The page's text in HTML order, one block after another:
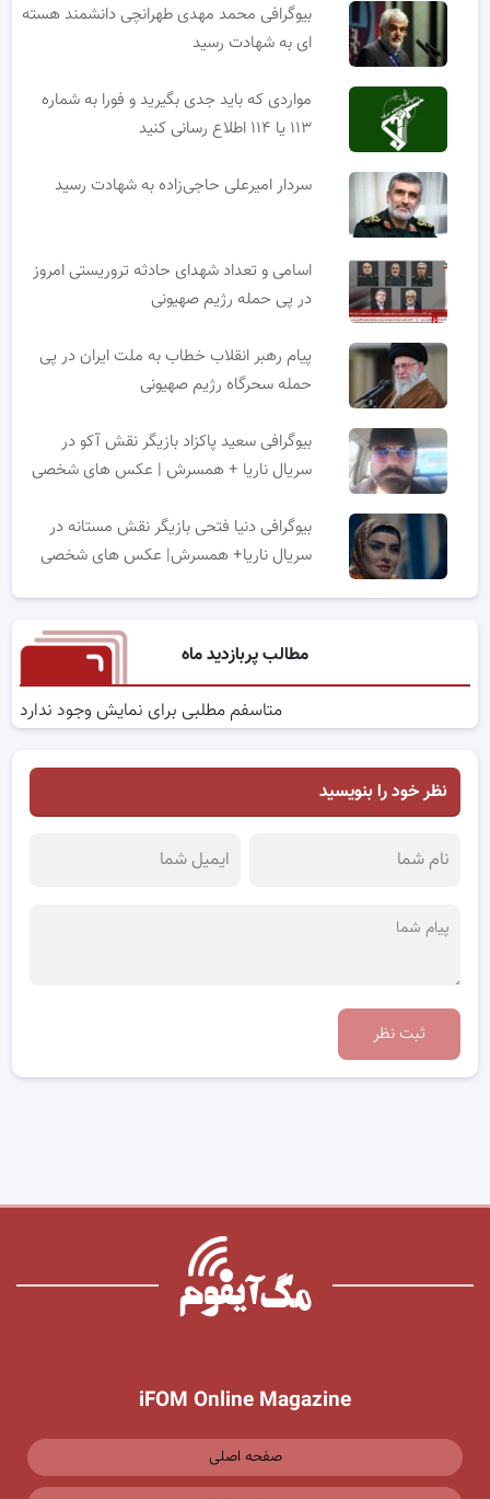
بیوگرافی محمد مهدی طهرانچی دانشمند هسته
ای به شهادت رسید
مواردی که باید جدی بگیرید و فورا به شماره
۱۱۳ یا ۱۱۴ اطلاع رسانی کنید
سردار امیرعلی حاجی‌زاده به شهادت رسید
اسامی و تعداد شهدای حادثه تروریستی امروز
در پی حمله رژیم صهیونی
پیام رهبر انقلاب خطاب به ملت ایران در پی
حمله سحرگاه رژیم صهیونی
بیوگرافی سعید پاکزاد بازیگر نقش آکو در
سریال ناریا + همسرش | عکس های شخصی
بیوگرافی دنیا فتحی بازیگر نقش مستانه در
سریال ناریا+ همسرش| عکس های شخصی
مطالب پربازدید ماه
متاسفم مطلبی برای نمایش وجود ندارد
نظر خود را بنویسید
ثبت نظر
iFOM Online Magazine
صفحه اصلی